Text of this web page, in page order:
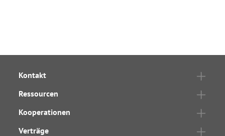
Kontakt
Ressourcen
Kooperationen
Verträge